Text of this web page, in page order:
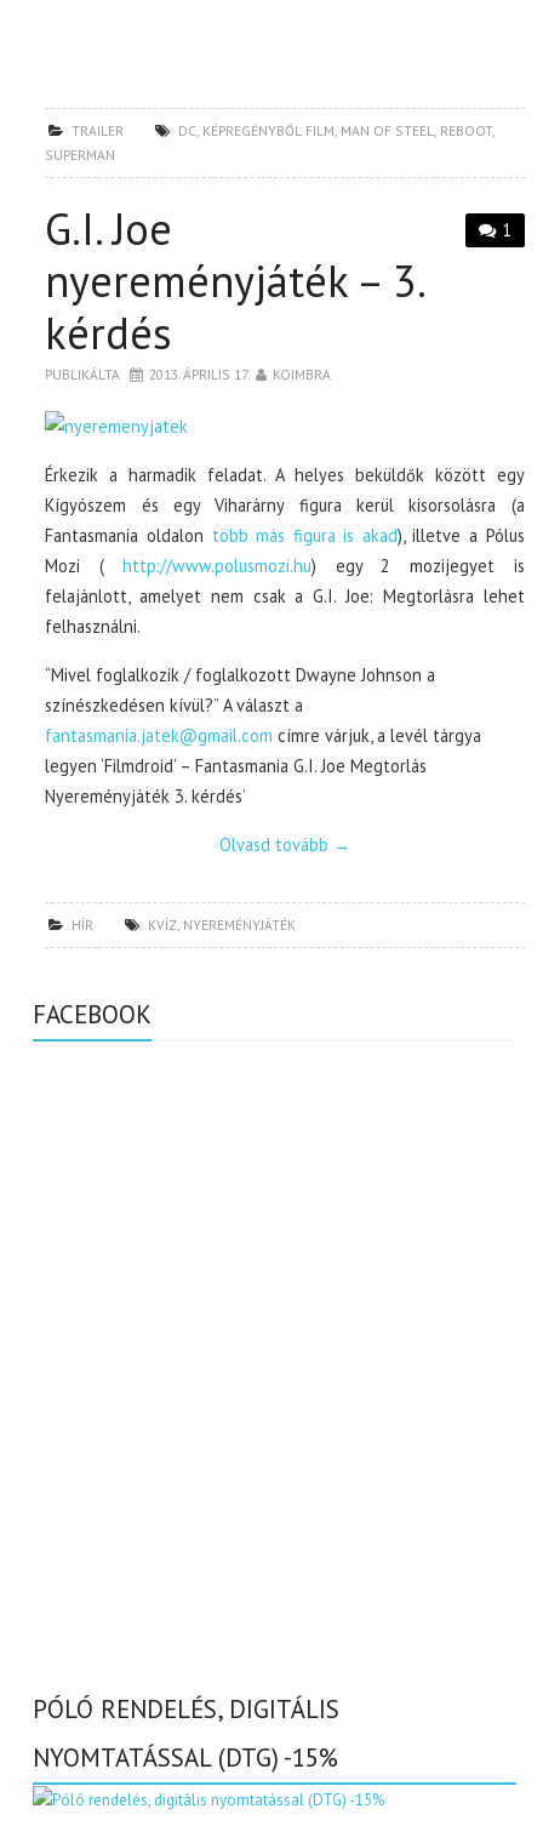
TRAILER DC, KÉPREGÉNYBŐL FILM, MAN OF STEEL, REBOOT,
SUPERMAN
1
G.I. Joe
nyereményjáték – 3.
kérdés
PUBLIKÁLTA 2013. ÁPRILIS 17. KOIMBRA
Érkezik a harmadik feladat. A helyes beküldők között egy
Kígyószem és egy Viharárny figura kerül kisorsolásra (a
Fantasmania oldalon több más figura is akad), illetve a Pólus
Mozi (http://www.polusmozi.hu) egy 2 mozijegyet is
felajánlott, amelyet nem csak a G.I. Joe: Megtorlásra lehet
felhasználni.
“Mivel foglalkozik / foglalkozott Dwayne Johnson a
színészkedésen kívül?” A választ a
fantasmania.jatek@gmail.com címre várjuk, a levél tárgya
legyen ‘Filmdroid’ – Fantasmania G.I. Joe Megtorlás
Nyereményjáték 3. kérdés’
Olvasd tovább →
HÍR KVÍZ, NYEREMÉNYJÁTÉK
FACEBOOK
PÓLÓ RENDELÉS, DIGITÁLIS
NYOMTATÁSSAL (DTG) -15%